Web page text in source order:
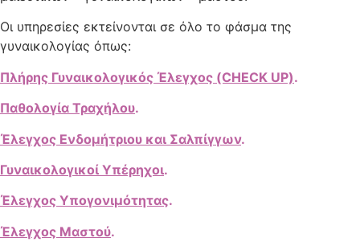
Οι υπηρεσίες εκτείνονται σε όλο το φάσμα της
γυναικολογίας όπως:
Πλήρης Γυναικολογικός Έλεγχος (CHECK UP).
Παθολογία Τραχήλου.
Έλεγχος Ενδομήτριου και Σαλπίγγων.
Γυναικολογικοί Υπέρηχοι.
Έλεγχος Υπογονιμότητας.
Έλεγχος Μαστού.